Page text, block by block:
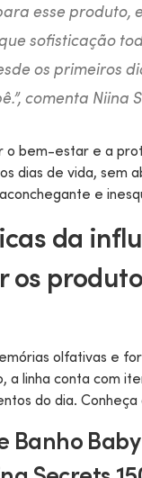
esse produto,
sofisticação
os primeiros
.”, comenta Niina
o bem-estar e a
dias de vida, sem
e
da
os
olfativas e
a linha conta com
do dia. Conheça
Banho